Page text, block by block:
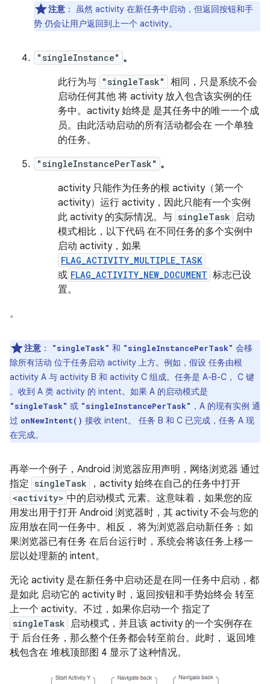
注意 ： 虽然 activity 在新任务中启动，但返回按钮和手
势 仍会让用户返回到上一个 activity。
"singleInstance" 。
此行为与 "singleTask"
相同，只是系统不会
启动任何其他 将 activity 放入包含该实例的任
务中。activity 始终是 是其任务中的唯一一个成
员。由此活动启动的所有活动都会在 一个单独
的任务。
"singleInstancePerTask" 。
activity 只能作为任务的根 activity（第一个
activity）运行 activity，因此只能有一个实例
此 activity 的实际情况。与 singleTask 启动
模式相比，以下代码 在不同任务的多个实例中
启动 activity，如果
FLAG_ACTIVITY_MULTIPLE_TASK
或 FLAG_ACTIVITY_NEW_DOCUMENT 标志已设
置。
。
注意 ： "singleTask" 和 "singleInstancePerTask" 会移
除所有活动 位于任务启动 activity 上方。例如，假设 任务由根
activity A 与 activity B 和 activity C 组成。任务是 A-B-C， C 键
。收到 A 类 activity 的 intent。如果 A 的启动模式是
"singleTask" 或 "singleInstancePerTask" ，A 的现有实例 通
过 onNewIntent() 接收 intent。 任务 B 和 C 已完成，任务 A 现
在完成。
再举一个例子，Android 浏览器应用声明，网络浏览器 通过
指定 singleTask ，activity 始终在自己的任务中打开
<activity> 中的启动模式 元素。这意味着，如果您的应
用发出用于打开 Android 浏览器时，其 activity 不会与您的
应用放在同一任务中。 相反， 将为浏览器启动新任务；如
果浏览器已有任务 在后台运行时，系统会将该任务上移一
层以处理新的 intent。
无论 activity 是在新任务中启动还是在同一任务中启动，都
是如此 启动它的 activity 时，返回按钮和手势始终会 转至
上一个 activity。不过，如果你启动一个 指定了
singleTask 启动模式，并且该 activity 的一个实例存在
于 后台任务，那么整个任务都会转至前台。此时， 返回堆
栈包含在 堆栈顶部图 4 显示了这种情况。